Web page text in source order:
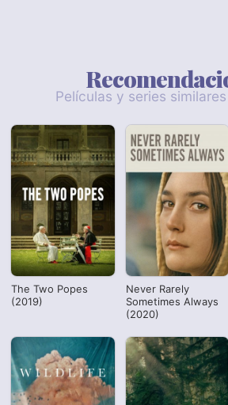
Películas y series
The Two Popes
(2019)
Never Rarely
Sometimes Always
(2020)